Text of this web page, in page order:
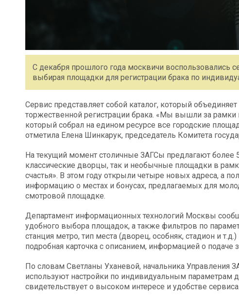
С декабря прошлого года москвичи воспользовались
выбирая площадки для регистрации брака по
Сервис представляет собой каталог, который
торжественной регистрации брака. «Мы вышли за рамки
который собрал на едином ресурсе все городские
отметила Елена Шинкарук, председатель Комитета
На текущий момент столичные ЗАГСы предлагают более
классические дворцы, так и необычные площадки в
счастья». В этом году открыли четыре новых адреса, а
информацию о местах и бонусах, предлагаемых для
смотровой площадке.
Департамент информационных технологий Москвы
удобного выбора площадок, а также фильтров по
станция метро, тип места (дворец, особняк, стадион и
подробная карточка с описанием, информацией о
По словам Светланы Уханевой, начальника Управления
используют настройки по индивидуальным параметрам
свидетельствует о высоком интересе и удобстве сервиса.